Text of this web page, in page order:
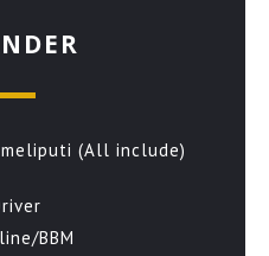
(All include)
BBM